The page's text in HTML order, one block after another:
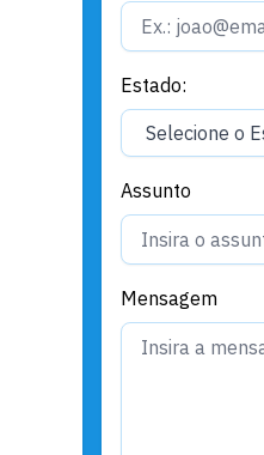
Estado:
Assunto
Mensagem